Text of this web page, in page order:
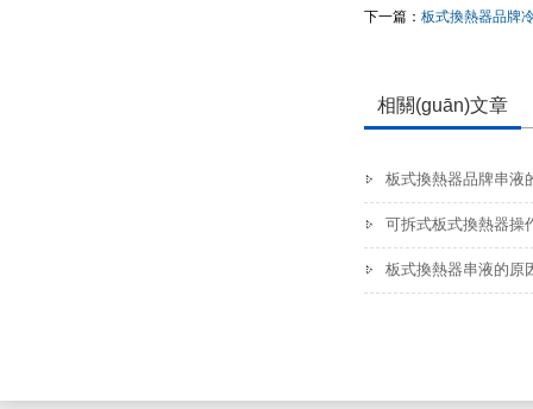
下一篇： 板式換熱器品牌
相關(guān)文章
板式換熱器品牌串液
可拆式板式換熱器操
板式換熱器串液的原